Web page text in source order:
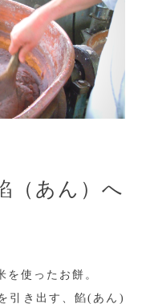
（あん）へ
を使ったお餅。
引き出す、餡(あん)